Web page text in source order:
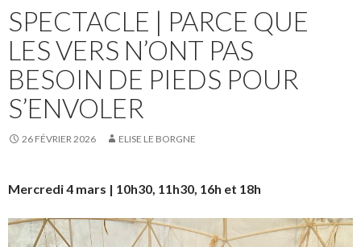
SPECTACLE | PARCE QUE
LES VERS N’ONT PAS
BESOIN DE PIEDS POUR
S’ENVOLER
26 FÉVRIER 2026 ELISE LE BORGNE
Mercredi 4 mars | 10h30, 11h30, 16h et 18h